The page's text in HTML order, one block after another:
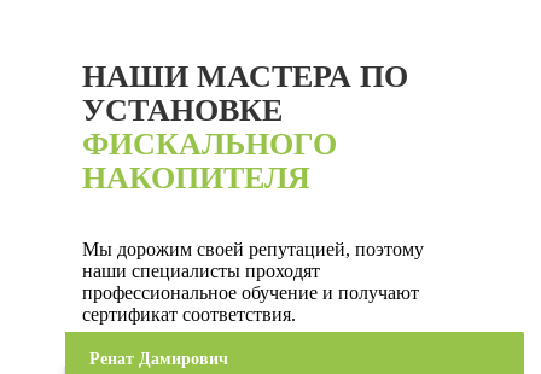
НАШИ МАСТЕРА ПО
УСТАНОВКЕ
ФИСКАЛЬНОГО
НАКОПИТЕЛЯ
Мы дорожим своей репутацией, поэтому
наши специалисты проходят
профессиональное обучение и получают
сертификат соответствия.
Ренат Дамирович